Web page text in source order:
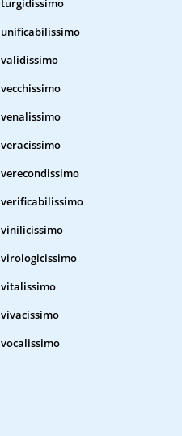
turgidissimo
unificabilissimo
validissimo
vecchissimo
venalissimo
veracissimo
verecondissimo
verificabilissimo
vinilicissimo
virologicissimo
vitalissimo
vivacissimo
vocalissimo